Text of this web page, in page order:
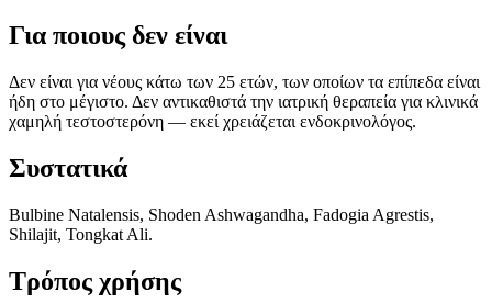
Για ποιους δεν είναι
Δεν είναι για νέους κάτω των 25 ετών, των οποίων τα επίπεδα είναι
ήδη στο μέγιστο. Δεν αντικαθιστά την ιατρική θεραπεία για κλινικά
χαμηλή τεστοστερόνη — εκεί χρειάζεται ενδοκρινολόγος.
Συστατικά
Bulbine Natalensis, Shoden Ashwagandha, Fadogia Agrestis,
Shilajit, Tongkat Ali.
Τρόπος χρήσης